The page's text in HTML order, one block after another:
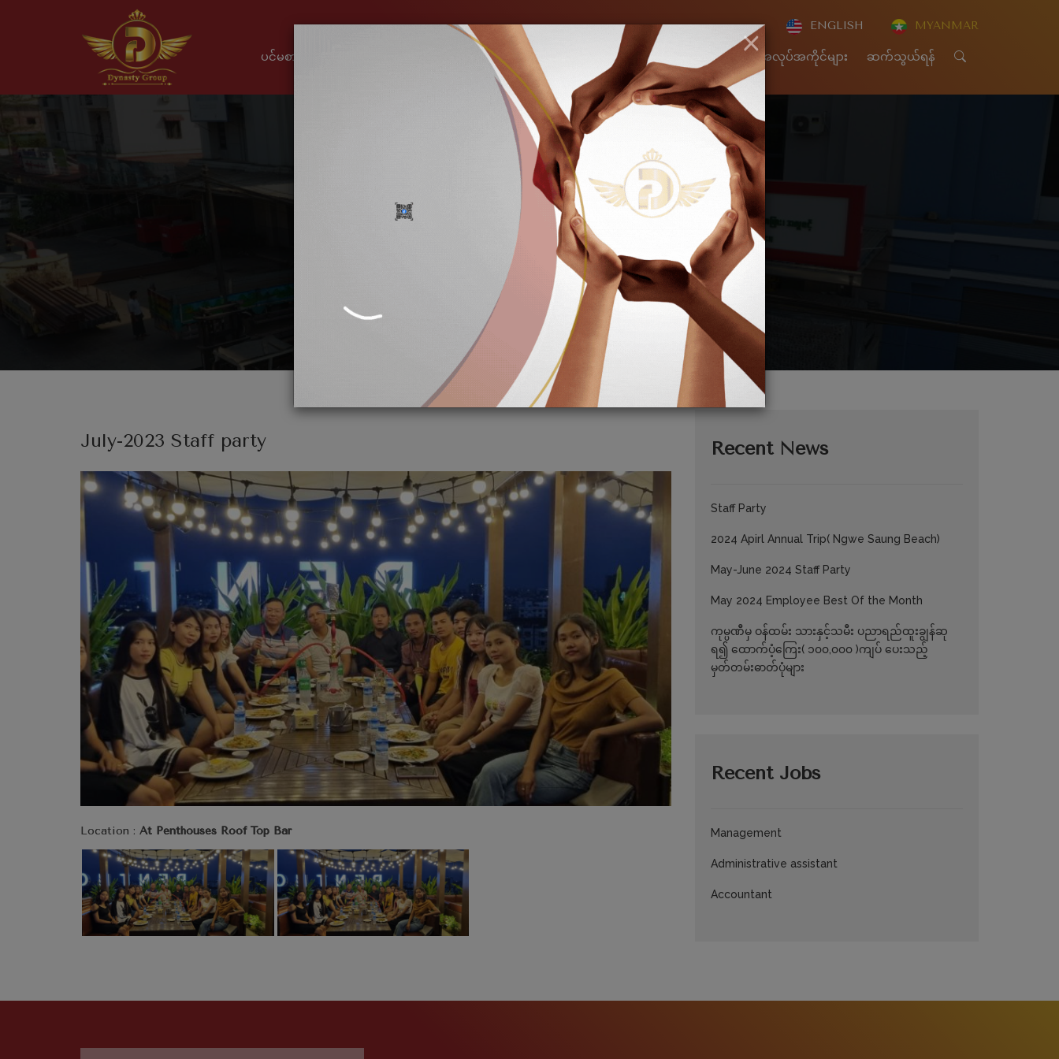
ENGLISH MYANMAR
ပင်မစာမျက်နှာ စက်မှုလုပ်ငန်းများ ပုံများ သတင်းများ CSR အလုပ်အကိုင်များ ဆက်သွယ်ရန်
July-2023 Staff party
သတင်းများ July-2023 Staff party
July-2023 Staff party
Location : At Penthouses Roof Top Bar
Recent News
Staff Party
2024 Apirl Annual Trip( Ngwe Saung Beach)
May-June 2024 Staff Party
May 2024 Employee Best Of the Month
ကုမ္ပဏီမှ ဝန်ထမ်း သားနှင့်သမီး ပညာရည်ထူးချွန်ဆု
ရ၍ ထောက်ပံ့ကြေး( ၁၀၀,၀၀၀ )ကျပ် ပေးသည့်
မှတ်တမ်းဓာတ်ပုံများ
Recent Jobs
Management
Administrative assistant
Accountant
×